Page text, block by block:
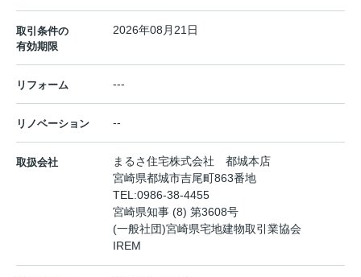
取引条件の
有効期限
2026年08月21日
リフォーム ---
リノベーション --
取扱会社
まるさ住宅株式会社 都城本店
宮崎県都城市吉尾町863番地
TEL:0986-38-4455
宮崎県知事 (8) 第3608号
(一般社団)宮崎県宅地建物取引業協会
IREM